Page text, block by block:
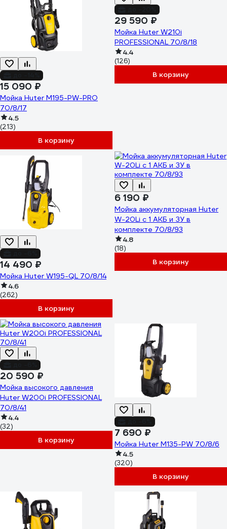
15 090 ₽
Мойка Huter M195-PW-PRO
70/8/17
4.5
(213)
В корзину
29 590 ₽
Мойка Huter W210i
PROFESSIONAL 70/8/18
4.4
(126)
В корзину
14 490 ₽
Мойка Huter W195-QL 70/8/14
4.6
(262)
В корзину
6 190 ₽
Мойка аккумуляторная Huter
W-20Li с 1 АКБ и ЗУ в
комплекте 70/8/93
4.8
(18)
В корзину
20 590 ₽
Мойка высокого давления
Huter W200i PROFESSIONAL
70/8/41
4.4
(32)
В корзину
7 690 ₽
Мойка Huter M135-РW 70/8/6
4.5
(320)
В корзину